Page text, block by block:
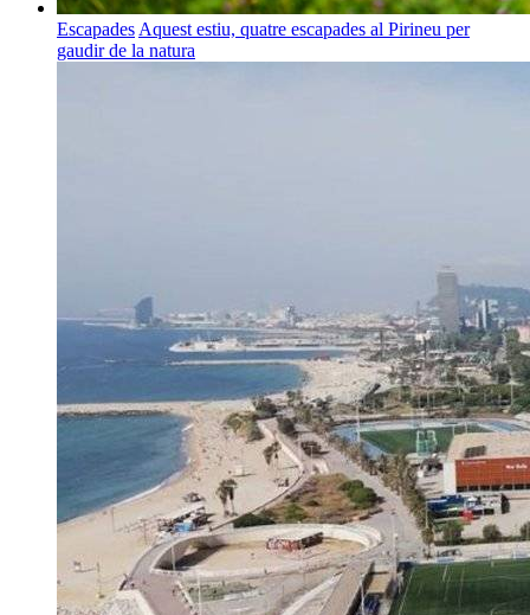
Escapades Aquest estiu, quatre escapades al Pirineu per
gaudir de la natura